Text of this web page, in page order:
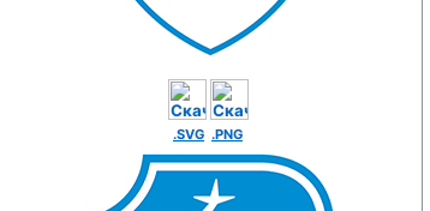
.SVG .PNG